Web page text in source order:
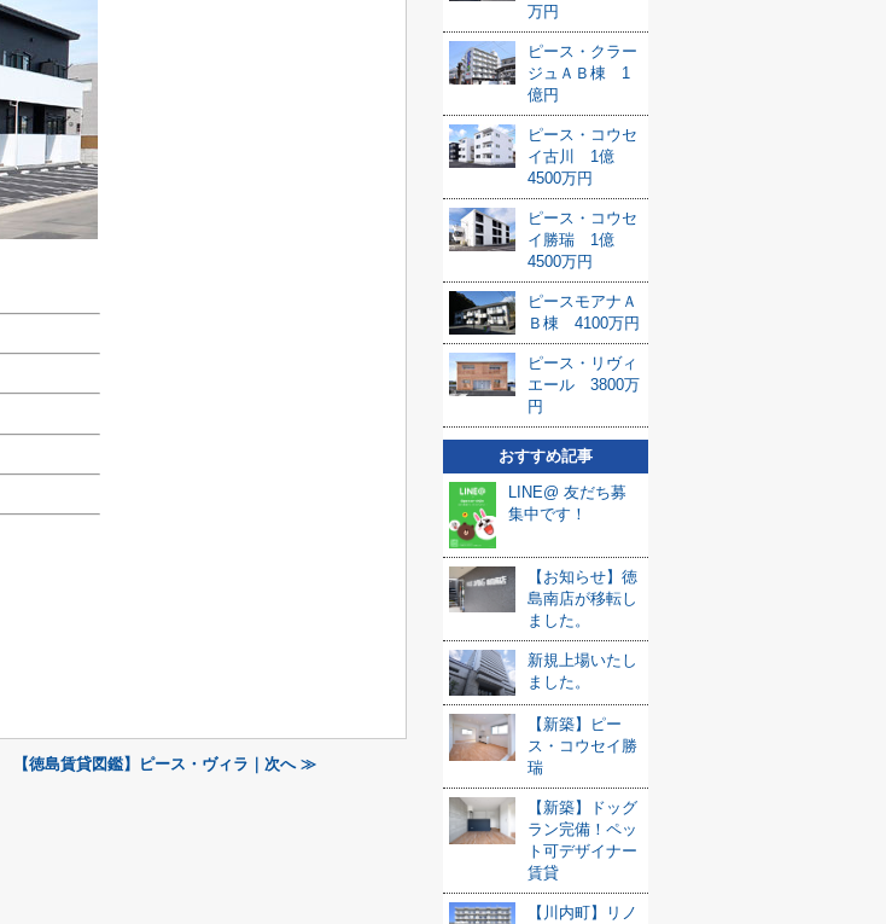
【徳島賃貸図鑑】ピース・ヴィラ｜次へ ≫
万円
ピース・クラー
ジュＡＢ棟 1
億円
ピース・コウセ
イ古川 1億
4500万円
ピース・コウセ
イ勝瑞 1億
4500万円
ピースモアナＡ
Ｂ棟 4100万円
ピース・リヴィ
エール 3800万
円
おすすめ記事
LINE@ 友だち募
集中です！
【お知らせ】徳
島南店が移転し
ました。
新規上場いたし
ました。
【新築】ピー
ス・コウセイ勝
瑞
【新築】ドッグ
ラン完備！ペッ
ト可デザイナー
賃貸
【川内町】リノ